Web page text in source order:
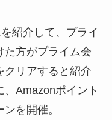
紹介して、プライ
た方がプライム会
クリアすると紹介
、Amazonポイント
を開催。